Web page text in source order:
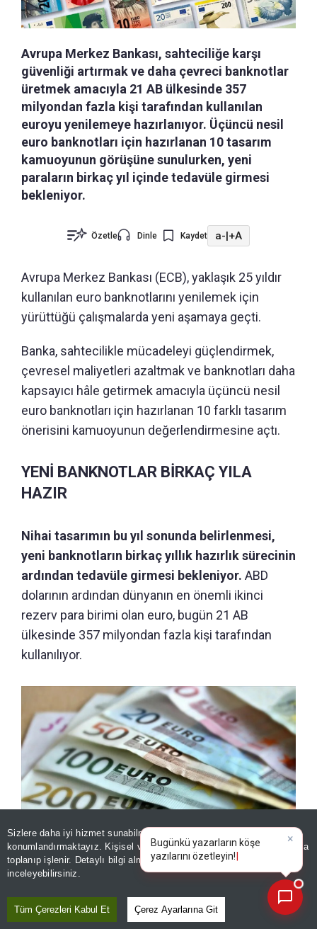
Sizlere daha iyi hizmet sunabilmek adına sitemizde
konumlandırmaktayız. Kişisel verileriniz, KVKK ve GDPR kapsamında
toplanıp işlenir. Detaylı bilgi almak içinAydınlatma Metnimizi
inceleyebilirsiniz.
Tüm Çerezleri Kabul Et Çerez Ayarlarına Git
Avrupa Merkez Bankası, sahteciliğe karşı
güvenliği artırmak ve daha çevreci banknotlar
üretmek amacıyla 21 AB ülkesinde 357
milyondan fazla kişi tarafından kullanılan
euroyu yenilemeye hazırlanıyor. Üçüncü nesil
euro banknotları için hazırlanan 10 tasarım
kamuoyunun görüşüne sunulurken, yeni
paraların birkaç yıl içinde tedavüle girmesi
bekleniyor.
Özetle Dinle Kaydet a-|+A
Avrupa Merkez Bankası (ECB), yaklaşık 25 yıldır
kullanılan euro banknotlarını yenilemek için
yürüttüğü çalışmalarda yeni aşamaya geçti.
Banka, sahtecilikle mücadeleyi güçlendirmek,
çevresel maliyetleri azaltmak ve banknotları daha
kapsayıcı hâle getirmek amacıyla üçüncü nesil
euro banknotları için hazırlanan 10 farklı tasarım
önerisini kamuoyunun değerlendirmesine açtı.
YENİ BANKNOTLAR BİRKAÇ YILA
HAZIR
Nihai tasarımın bu yıl sonunda belirlenmesi,
yeni banknotların birkaç yıllık hazırlık sürecinin
ardından tedavüle girmesi bekleniyor. ABD
dolarının ardından dünyanın en önemli ikinci
rezerv para birimi olan euro, bugün 21 AB
ülkesinde 357 milyondan fazla kişi tarafından
kullanılıyor.
21 ülkede 357 milyon kişi kullanıyor! Tarihi hamle: Euro
banknotları 25 yıl sonra yenileniyor
DOLAŞIMDA 30 MİLYARDAN FAZLA